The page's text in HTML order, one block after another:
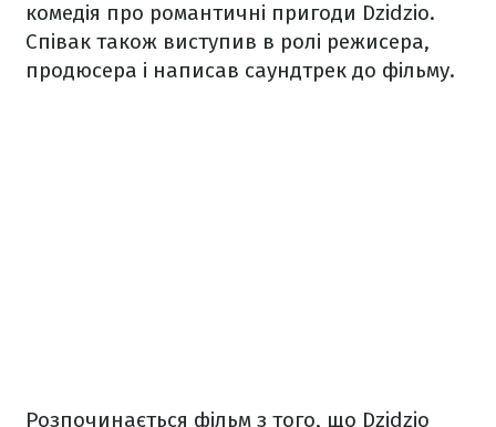
комедія про романтичні пригоди Dzidzio.
Співак також виступив в ролі режисера,
продюсера і написав саундтрек до фільму.
Розпочинається фільм з того, що Dzidzio